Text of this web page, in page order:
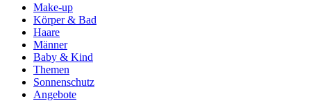
Make-up
Körper & Bad
Haare
Männer
Baby & Kind
Themen
Sonnenschutz
Angebote